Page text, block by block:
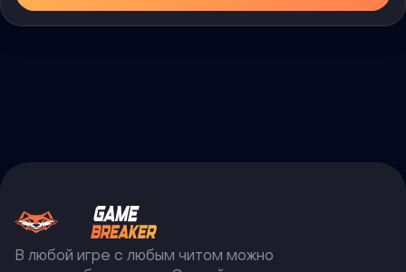
В любой игре с любым читом можно